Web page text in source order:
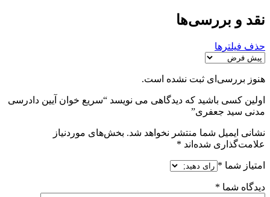
نقد و بررسی‌ها
حذف فیلترها
هنوز بررسی‌ای ثبت نشده است.
اولین کسی باشید که دیدگاهی می نویسد “سریع خوان آیین دادرسی
مدنی سید جعفری”
نشانی ایمیل شما منتشر نخواهد شد. بخش‌های موردنیاز
علامت‌گذاری شده‌اند *
امتیاز شما *
دیدگاه شما *